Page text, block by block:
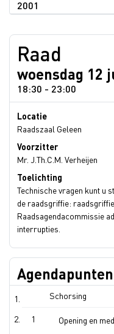
2001
Raad
woensdag 12
18:30 - 23:00
Locatie
Raadszaal Geleen
Voorzitter
Mr. J.Th.C.M. Verheijen
Toelichting
Technische vragen kunt u
de raadsgriffie:
Raadsagendacommissie
interrupties.
Agendapunten
Schorsing
1 Opening en